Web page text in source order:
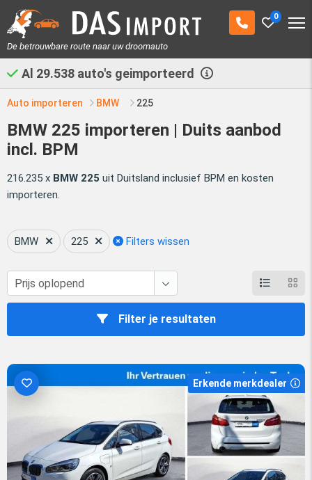
0
De betrouwbare route naar uw droomauto
Al 29.538 auto's geimporteerd
Auto importeren BMW 225
BMW 225 importeren | Duits aanbod
incl. BPM
216.235 x BMW 225 uit Duitsland inclusief BPM en kosten
importeren.
BMW 225 Filters wissen
Filter je resultaten
Erkende merkdealer